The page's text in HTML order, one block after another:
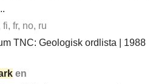
fr, no, ru
TNC: Geologisk ordlista | 1988
en